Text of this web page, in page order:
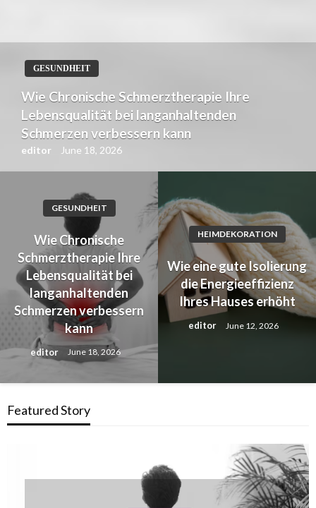
Wie eine gute Isolierung die Energieeffizienz
Ihres Hauses erhöht
editor June 12, 2026
GESUNDHEIT
Wie Chronische
Schmerztherapie Ihre
Lebensqualität bei
langanhaltenden
Schmerzen verbessern
kann
editor June 18, 2026
HEIMDEKORATION
Wie eine gute Isolierung
die Energieeffizienz
Ihres Hauses erhöht
editor June 12, 2026
Featured Story